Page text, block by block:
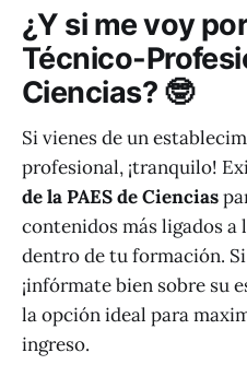
¿Y si me voy
Técnico-
Ciencias? 🤓
Si vienes de un
profesional, ¡tranquilo!
de la PAES de Ciencias
contenidos más ligados a
dentro de tu formación.
¡infórmate bien sobre su
la opción ideal para
ingreso.